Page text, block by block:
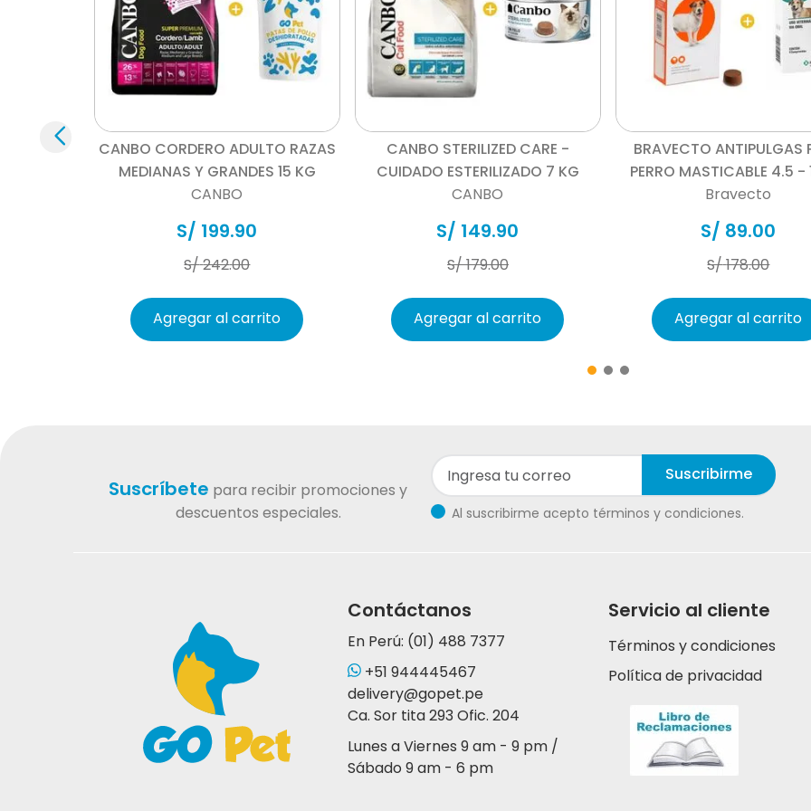
Información adicional
promoviendo
objetos o personas como
Beaphar CatComfort®
sedará a tu gato y
Este Kit de iniciación
superficie de 70m² y un
días. Lo que convierte a
CANBO CORDERO ADULTO RAZAS
MEDIANAS Y GRANDES 15 KG
CANBO
S/ 199.90
S/242.00
Agregar al carrito
CANBO STERILIZED CARE -
CUIDADO ESTERILIZADO 7 KG
CANBO
S/ 149.90
S/179.00
Agregar al carrito
BRAVECTO ANTIPULGAS
PERRO MASTICABLE 4.5 -
Bravecto
S/ 89.00
S/178.00
Agregar al carrito
Suscríbete para recibir promociones y
descuentos especiales.
Suscribirme
Al suscribirme acepto términos y condiciones.
Contáctanos
En Perú: (01) 488 7377
+51 944445467
delivery@gopet.pe
Ca. Sor tita 293 Ofic. 204
Lunes a Viernes 9 am - 9 pm /
Sábado 9 am - 6 pm
Servicio al cliente
Términos y condiciones
Política de privacidad